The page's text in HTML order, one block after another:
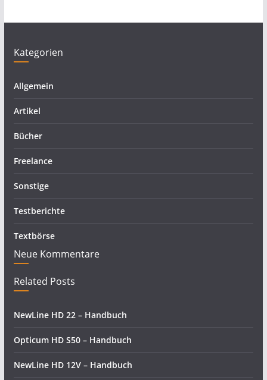
Kategorien
Allgemein
Artikel
Bücher
Freelance
Sonstige
Testberichte
Textbörse
Neue Kommentare
Related Posts
NewLine HD 22 – Handbuch
Opticum HD S50 – Handbuch
NewLine HD 12V – Handbuch